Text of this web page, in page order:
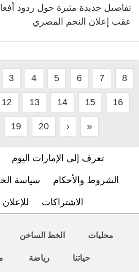
تفاصيل جديدة مثيرة حول ردود
عقب إعلان النجم المصري
3 4 5 6 7 8
12 13 14 15 16
19 20 › »
تعرف إلى الإمارات اليوم
الشروط والأحكام سياسة
الاشتراكات للإعلان
محليات الخط الساخن
حياتنا رياضة